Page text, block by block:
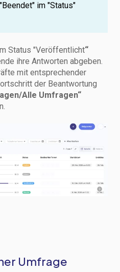
im "Status"
Status "Veröffentlicht“
ihre Antworten abgeben.
mit entsprechender
der Beantwortung
Alle Umfragen“
Umfrage